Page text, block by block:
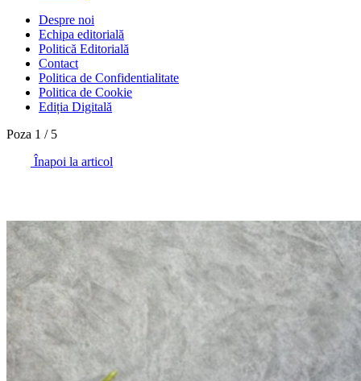
Despre noi
Echipa editorială
Politică Editorială
Contact
Politica de Confidentialitate
Politica de Cookie
Ediția Digitală
Poza 1 / 5
Înapoi la articol